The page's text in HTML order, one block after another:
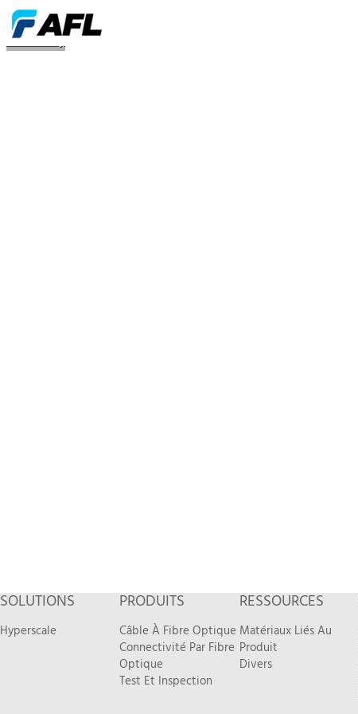
Community
SOLUTIONS
Hyperscale
PRODUITS
Câble À Fibre Optique
Connectivité Par Fibre
Optique
Test Et Inspection
RESSOURCES
Matériaux Liés Au
Produit
Divers